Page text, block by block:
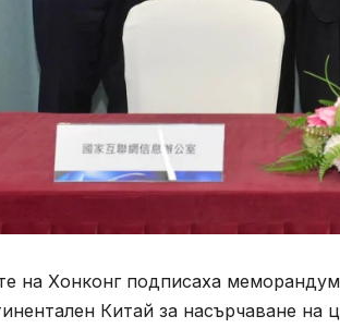
на Хонконг подписаха
Китай за насърчаване